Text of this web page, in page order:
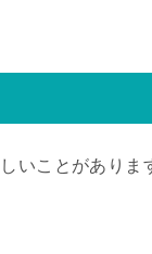
いことがありま